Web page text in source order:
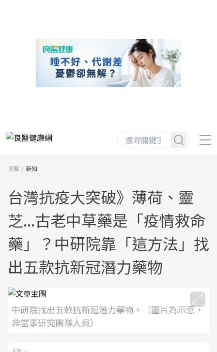
良醫 新知
台灣抗疫大突破》薄荷、靈
芝...古老中草藥是「疫情救命
藥」？中研院靠「這方法」找
出五款抗新冠潛力藥物
中研院找出五款抗新冠潛力藥物。（圖片為示意，
非當事研究團隊人員）